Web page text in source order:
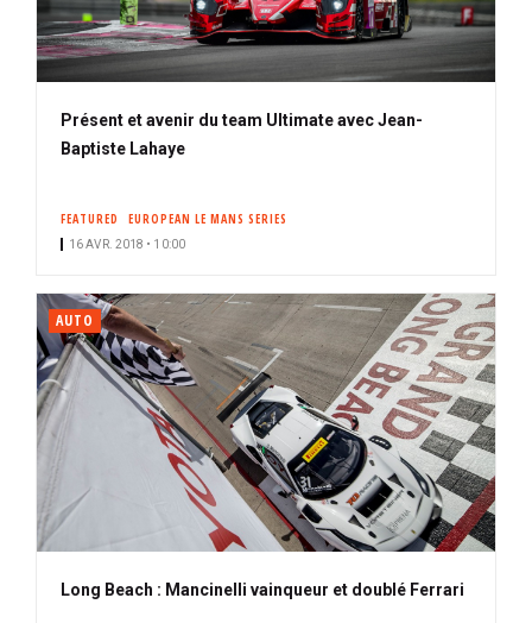
Présent et avenir du team Ultimate avec Jean-
Baptiste Lahaye
FEATURED EUROPEAN LE MANS SERIES
16 AVR. 2018 • 10:00
AUTO
Long Beach : Mancinelli vainqueur et doublé Ferrari